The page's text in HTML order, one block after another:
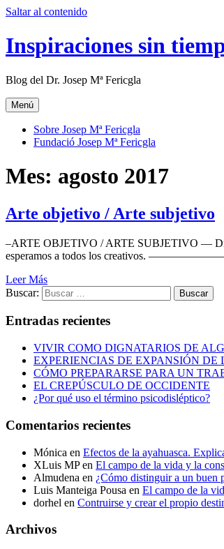
Saltar al contenido
Inspiraciones sin
Blog del Dr. Josep Mª Fericgla
Menú
Sobre Josep Mª Fericgla
Fundació Josep Mª Fericgla
Mes: agosto 2017
Arte objetivo / Arte subjetivo
–ARTE OBJETIVO / ARTE SUBJETIVO — Dr.
esperamos a todos los creativos. ———————–
Leer Más
Buscar:
Entradas recientes
VIVIR COMO DIGNATARIOS DE
EXPERIENCIAS DE EXPANSIÓN
CÓMO PREPARARSE PARA UN
EL CREPÚSCULO DE OCCIDENTE
¿Por qué uso el término psicodisléptico?
Comentarios recientes
Mónica en Efectos de la ayahuasca.
XLuis MPen El campo de la vida y la
Almudena en ¿Cómo distinguir a un buen
Luis Manteiga Pousa en El campo de la
dorhel en Contruirse y crear el propio
Archivos